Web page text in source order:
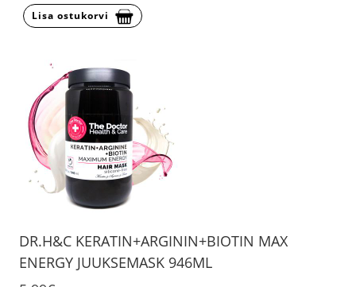
Lisa ostukorvi
DR.H&C KERATIN+ARGININ+BIOTIN MAX
ENERGY JUUKSEMASK 946ML